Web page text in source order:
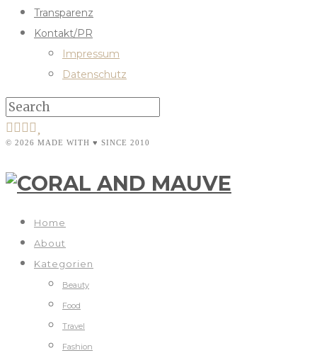
Transparenz
Kontakt/PR
Impressum
Datenschutz
© 2026 MADE WITH ♥ SINCE 2010
Home
About
Kategorien
Beauty
Food
Travel
Fashion